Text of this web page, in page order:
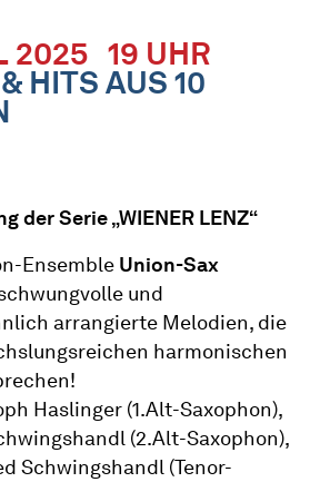
2025 19 UHR
HITS AUS 10
der Serie „WIENER LENZ“
Ensemble Union-Sax
und
arrangierte Melodien, die
harmonischen
Haslinger (1.Alt-Saxophon),
(2.Alt-Saxophon),
Schwingshandl (Tenor-